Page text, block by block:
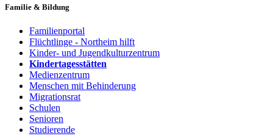
Familie & Bildung
Familienportal
Flüchtlinge - Northeim hilft
Kinder- und Jugendkulturzentrum
Kindertagesstätten
Medienzentrum
Menschen mit Behinderung
Migrationsrat
Schulen
Senioren
Studierende